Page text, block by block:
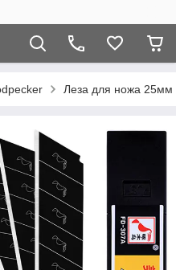
Леза для ножа 25мм